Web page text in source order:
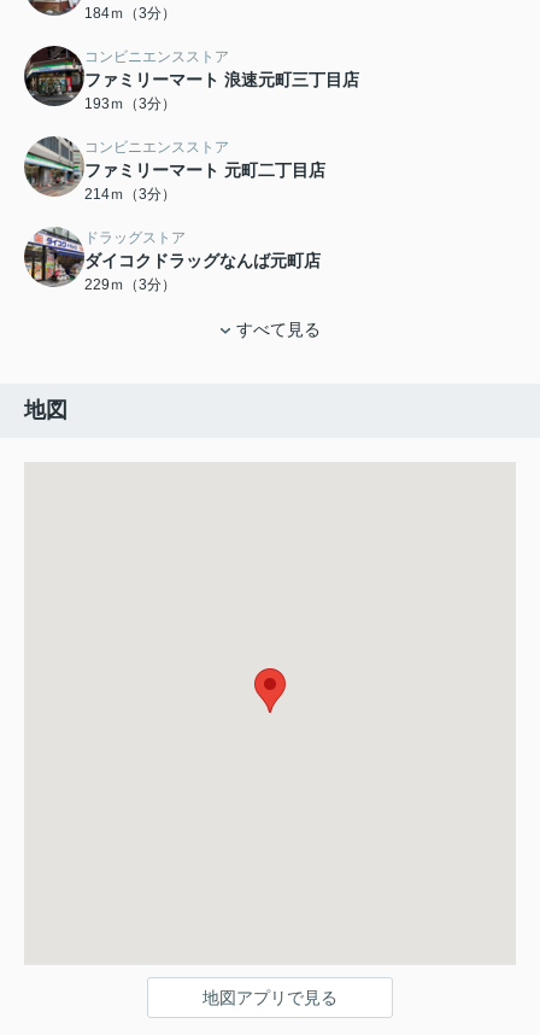
184ｍ（3分）
コンビニエンスストア
ファミリーマート 浪速元町三丁目店
193ｍ（3分）
コンビニエンスストア
ファミリーマート 元町二丁目店
214ｍ（3分）
ドラッグストア
ダイコクドラッグなんば元町店
229ｍ（3分）
すべて見る
地図
地図アプリで見る